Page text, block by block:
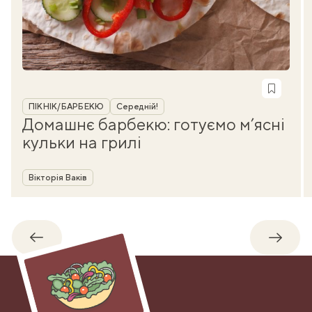
Рубрика
ПІКНІК/БАРБЕКЮ Середній!
Домашнє барбекю: готуємо м’ясні
кульки на грилі
Автор
Вікторія Ваків
Назад